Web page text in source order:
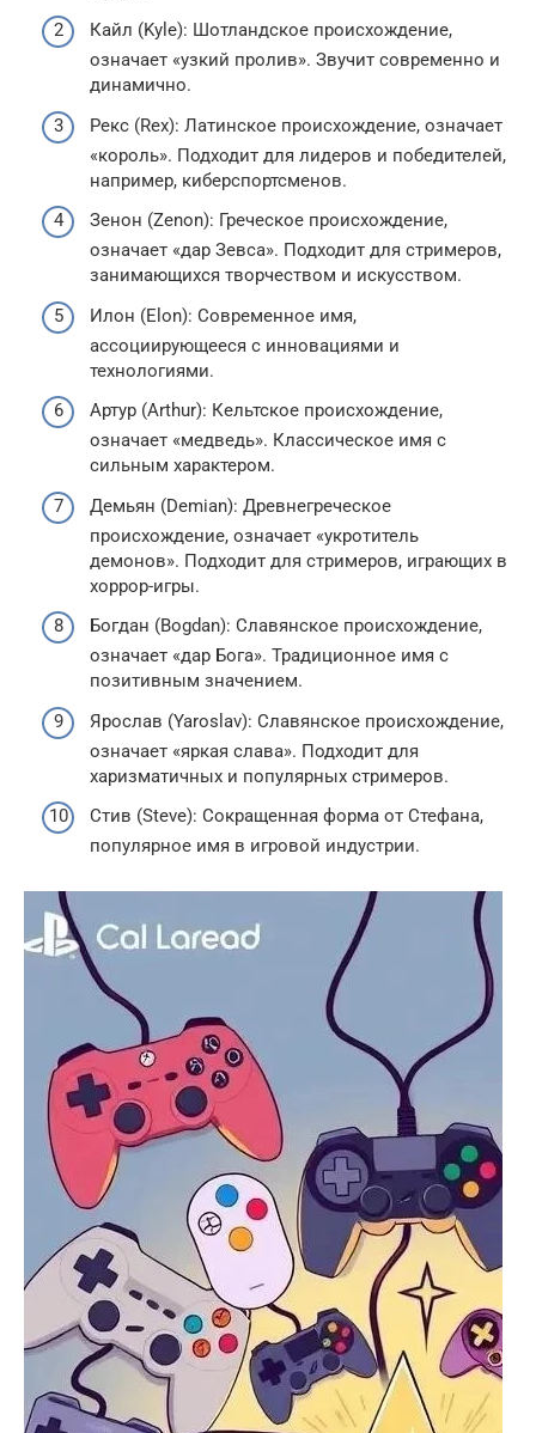
Кайл (Kyle): Шотландское происхождение,
означает «узкий пролив». Звучит современно и
динамично.
Рекс (Rex): Латинское происхождение, означает
«король». Подходит для лидеров и победителей,
например, киберспортсменов.
Зенон (Zenon): Греческое происхождение,
означает «дар Зевса». Подходит для стримеров,
занимающихся творчеством и искусством.
Илон (Elon): Современное имя,
ассоциирующееся с инновациями и
технологиями.
Артур (Arthur): Кельтское происхождение,
означает «медведь». Классическое имя с
сильным характером.
Демьян (Demian): Древнегреческое
происхождение, означает «укротитель
демонов». Подходит для стримеров, играющих в
хоррор-игры.
Богдан (Bogdan): Славянское происхождение,
означает «дар Бога». Традиционное имя с
позитивным значением.
Ярослав (Yaroslav): Славянское происхождение,
означает «яркая слава». Подходит для
харизматичных и популярных стримеров.
Стив (Steve): Сокращенная форма от Стефана,
популярное имя в игровой индустрии.